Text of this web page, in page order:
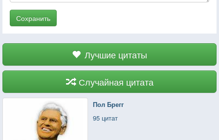
Сохранить
Лучшие цитаты
Случайная цитата
Пол Брегг
95 цитат